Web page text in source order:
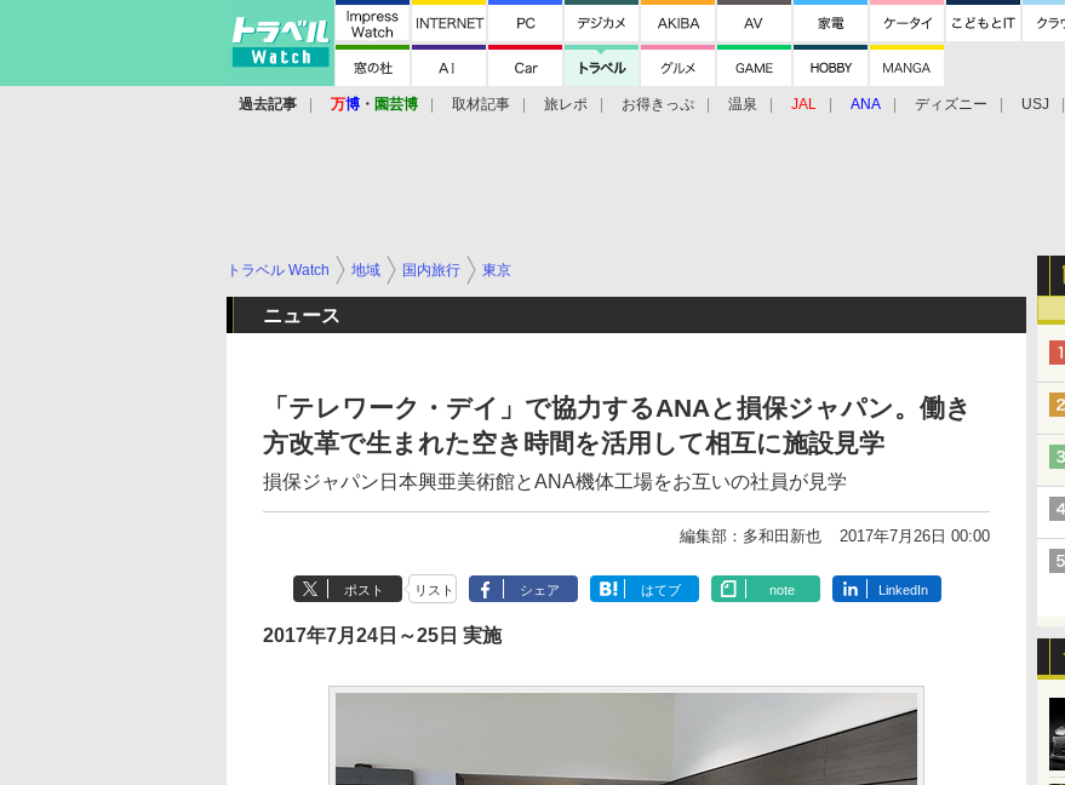
過去記事 万博 ・ 園芸博 取材記事 旅レポ お得きっぷ 温泉 JAL ANA ディズニー USJ
トラベル Watch 地域 国内旅行 東京
ニュース
「テレワーク・デイ」で協力するANAと損保ジャパン。働き
方改革で生まれた空き時間を活用して相互に施設見学
損保ジャパン日本興亜美術館とANA機体工場をお互いの社員が見学
編集部：多和田新也 2017年7月26日 00:00
ポスト リスト シェア はてブ note LinkedIn
2017年7月24日～25日 実施